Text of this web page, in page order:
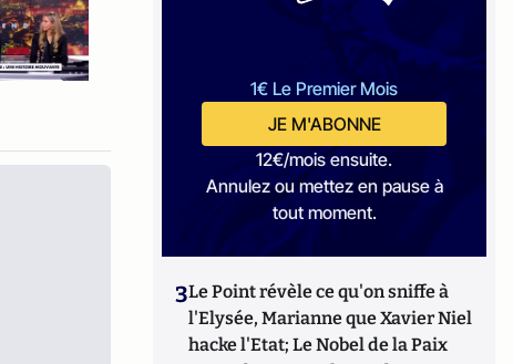
1€ Le Premier Mois
JE M'ABONNE
12€/mois ensuite.
Annulez ou mettez en pause à
tout moment.
3Le Point révèle ce qu'on sniffe à
l'Elysée, Marianne que Xavier Niel
hacke l'Etat; Le Nobel de la Paix